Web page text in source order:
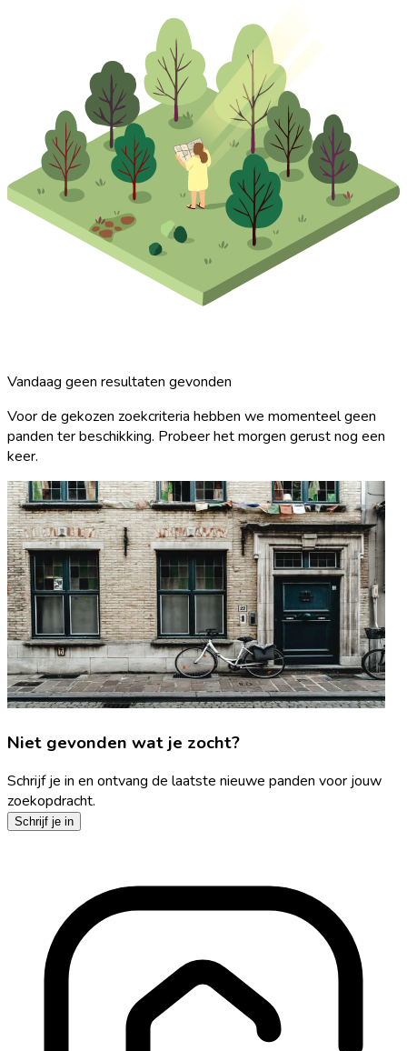
Vandaag geen resultaten gevonden
Voor de gekozen zoekcriteria hebben we momenteel geen
panden ter beschikking. Probeer het morgen gerust nog een
keer.
Niet gevonden wat je zocht?
Schrijf je in en ontvang de laatste nieuwe panden voor jouw
zoekopdracht.
Schrijf je in